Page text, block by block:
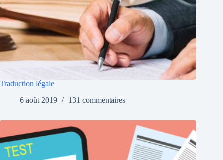
Traduction légale
6 août 2019
131 commentaires